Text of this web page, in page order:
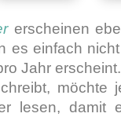
erscheinen
es einfach
Jahr
möchte
lesen, damit